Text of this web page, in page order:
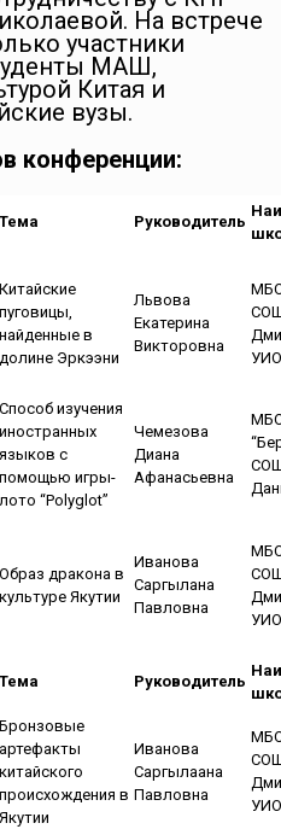
На встрече
участники
МАШ,
Китая и
вузы.
конференции:
Тема Руководитель
Китайские
пуговицы,
найденные в
долине Эркээни
Львова
Екатерина
Викторовна
Способ изучения
иностранных
языков с
помощью игры-
лото “Polyglot”
Чемезова
Диана
Афанасьевна
Образ дракона в
культуре Якутии
Иванова
Саргылана
Павловна
Тема Руководитель
Бронзовые
артефакты
китайского
происхождения в
Якутии
Иванова
Саргылаана
Павловна